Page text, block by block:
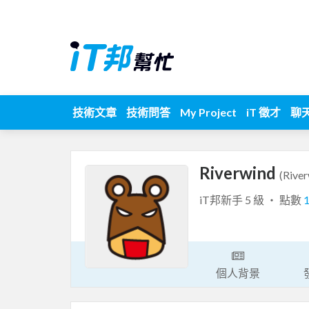
技術文章 技術問答 My Project iT 徵才 聊
Riverwind
iT邦新手 5 級 ‧ 點數
個人背景